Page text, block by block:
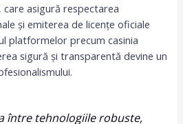
asigură respectarea
și emiterea de licențe oficiale
platformelor precum casinia
sigură și transparentă devine un
între tehnologiile robuste,